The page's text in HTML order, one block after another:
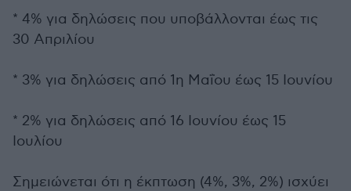
* 4% για δηλώσεις που υποβάλλονται έως τις
30 Απριλίου
* 3% για δηλώσεις από 1η Μαΐου έως 15 Ιουνίου
* 2% για δηλώσεις από 16 Ιουνίου έως 15
Ιουλίου
Σημειώνεται ότι η έκπτωση (4%, 3%, 2%) ισχύει